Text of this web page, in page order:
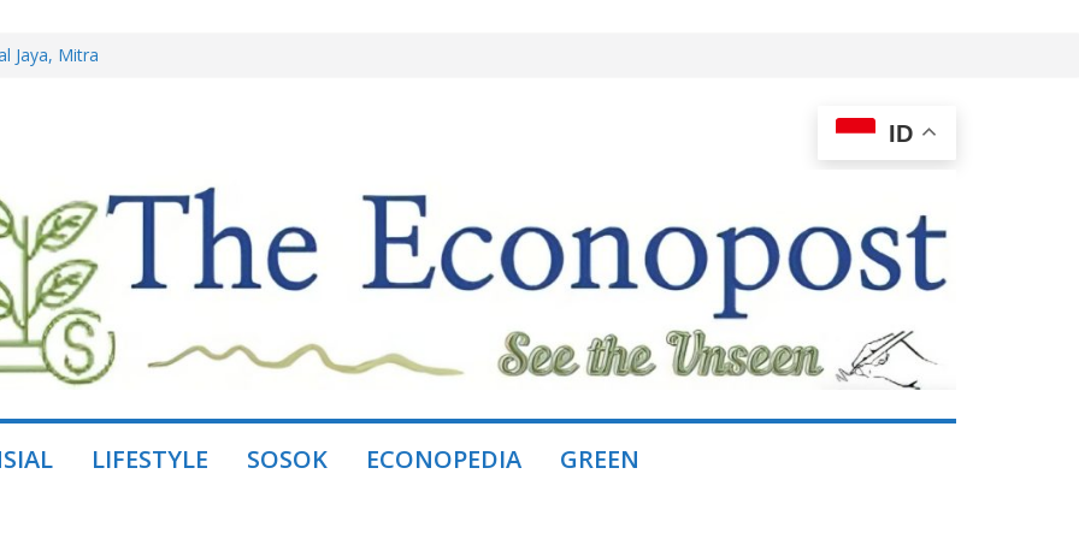
Miliar, Jual
Borong Kembali
Ganti dengan
Lewat
ID
LIFESTYLE SOSOK ECONOPEDIA GREEN